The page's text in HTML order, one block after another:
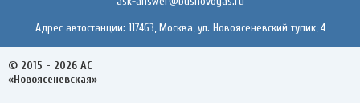
Адрес автостанции: 117463, Москва, ул. Новоясеневский тупик, 4
© 2015 - 2026 АС
«Новоясеневская»